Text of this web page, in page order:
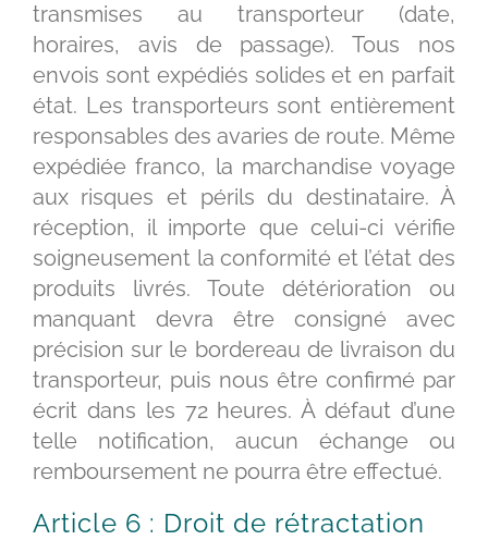
transmises au transporteur (date,
horaires, avis de passage). Tous nos
envois sont expédiés solides et en parfait
état. Les transporteurs sont entièrement
responsables des avaries de route. Même
expédiée franco, la marchandise voyage
aux risques et périls du destinataire. À
réception, il importe que celui-ci vérifie
soigneusement la conformité et l’état des
produits livrés. Toute détérioration ou
manquant devra être consigné avec
précision sur le bordereau de livraison du
transporteur, puis nous être confirmé par
écrit dans les 72 heures. À défaut d’une
telle notification, aucun échange ou
remboursement ne pourra être effectué.
Article 6 : Droit de rétractation